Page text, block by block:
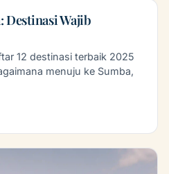
Destinasi Wajib
12 destinasi terbaik 2025
menuju ke Sumba,